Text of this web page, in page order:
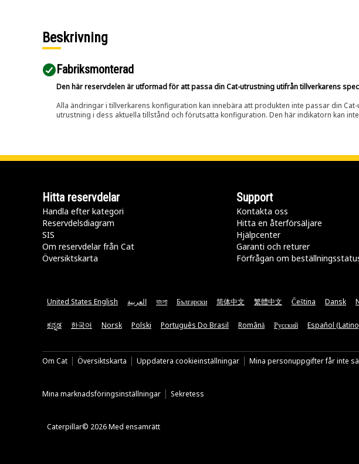
Beskrivning
Fabriksmonterad
Den här reservdelen är utformad för att passa din Cat-utrustning utifrån tillverkarens
Alla ändringar i tillverkarens konfiguration kan innebära att produkten inte passar din
utrustning i dess aktuella tillstånd och förutsatta konfiguration. Den här indikatorn kan
Hitta reservdelar
Handla efter kategori
Reservdelsdiagram
SIS
Om reservdelar från Cat
Översiktskarta
Support
Kontakta oss
Hitta en återförsäljare
Hjälpcenter
Garanti och returer
Förfrågan om
United States English العربية বাংলা Български 简体中文 繁體中文 Čeština Dansk
ಕನ್ನಡ 한국어 Norsk Polski Português Do Brasil Română Русский Español
Om Cat Översiktskarta Uppdatera cookieinställningar Mina personuppgifter får inte
Mina marknadsföringsinställningar Sekretess
Caterpillar© 2026 Med ensamrätt